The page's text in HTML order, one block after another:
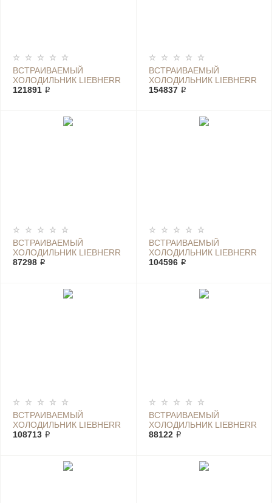
ВСТРАИВАЕМЫЙ
ХОЛОДИЛЬНИК LIEBHERR
IRBD 4151
121891 ₽
ВСТРАИВАЕМЫЙ
ХОЛОДИЛЬНИК LIEBHERR
IRBE 4851
154837 ₽
ВСТРАИВАЕМЫЙ
ХОЛОДИЛЬНИК LIEBHERR
IRD 3950
87298 ₽
ВСТРАИВАЕМЫЙ
ХОЛОДИЛЬНИК LIEBHERR
IRDE 5120
104596 ₽
ВСТРАИВАЕМЫЙ
ХОЛОДИЛЬНИК LIEBHERR
IRDE 5121
108713 ₽
ВСТРАИВАЕМЫЙ
ХОЛОДИЛЬНИК LIEBHERR
IRE 4020
88122 ₽